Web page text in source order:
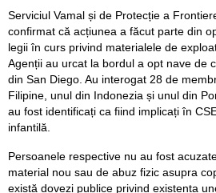
Serviciul Vamal și de Protecție a
confirmat că acțiunea a făcut parte din
legii în curs privind materialele de
Agenții au urcat la bordul a opt nave de
din San Diego. Au interogat 28 de
Filipine, unul din Indonezia și unul din
au fost identificați ca fiind implicați în
infantilă.
Persoanele respective nu au fost
material nou sau de abuz fizic asupra
există dovezi publice privind existența